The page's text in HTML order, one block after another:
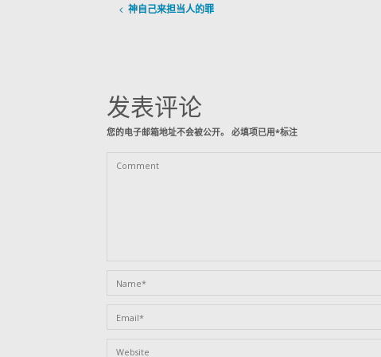
神自己来担当人的罪
发表评论
您的电子邮箱地址不会被公开。 必填项已用*标注